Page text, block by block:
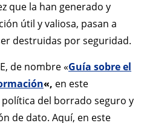
que la han generado y
útil y valiosa, pasan a
destruidas por seguridad.
de nombre «Guía sobre el
«, en este
del borrado seguro y
de dato. Aquí, en este